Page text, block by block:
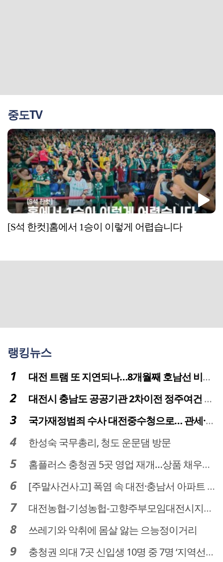
중도TV
[S석 한컷]홈에서 1승이 이렇게 어렵습니다
랭킹뉴스
대전 트램 또 지연되나…8개월째 호남선 비개착공사 시공사 선정 난항
대전시 충남도 공공기관 2차이전 정주여건 확보 시급
국가재정범죄 수사 대전중수청으로… 관세·국세 수사 전문인력 주목
한성숙 국무총리, 청도 운문댐 방문
홈플러스 충청권 5곳 영업 재개…상품 채우기 ‘속도전’
[주말사건사고] 폭염 속 대전·충남서 아파트 화재·정전 잇따라…주민 대피·불편
대전농협-기성농헙-고향주부모임대전시지회, 이심점심 중식지원 봉사활동
쓰레기와 악취에 몸살 앓는 으능정이거리
충청권 의대 7곳 신입생 10명 중 7명 ‘지역선발’… 대전도 69.7%